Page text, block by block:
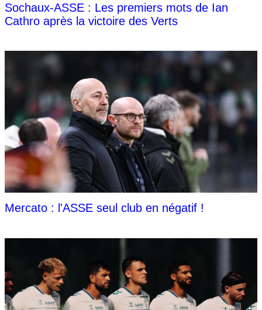
Sochaux-ASSE : Les premiers mots de Ian
Cathro après la victoire des Verts
Mercato : l'ASSE seul club en négatif !